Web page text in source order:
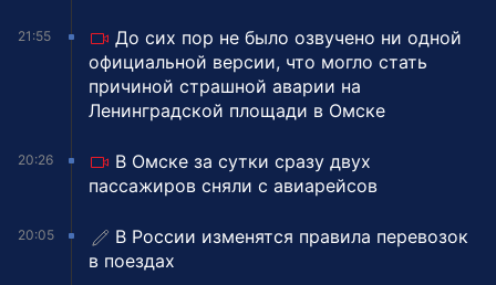
21:55
До сих пор не было озвучено ни одной
официальной версии, что могло стать
причиной страшной аварии на
Ленинградской площади в Омске
20:26
В Омске за сутки сразу двух
пассажиров сняли с авиарейсов
20:05
В России изменятся правила перевозок
в поездах